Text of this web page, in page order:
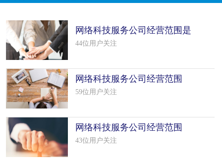
网络科技服务公司经营范围是
什么（精
44位用户关注
网络科技服务公司经营范围
(29个范
59位用户关注
网络科技服务公司经营范围
(16个范
43位用户关注